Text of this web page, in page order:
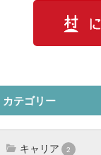
カテゴリー
キャリア 2